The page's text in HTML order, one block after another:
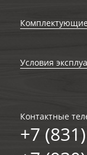
Условия
Контактные
+7